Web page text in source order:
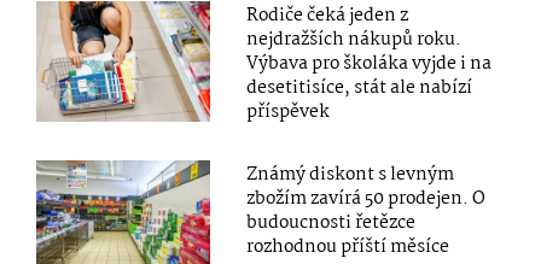
Rodiče čeká jeden z
nejdražších nákupů roku.
Výbava pro školáka vyjde i na
desetitisíce, stát ale nabízí
příspěvek
Známý diskont s levným
zbožím zavírá 50 prodejen. O
budoucnosti řetězce
rozhodnou příští měsíce